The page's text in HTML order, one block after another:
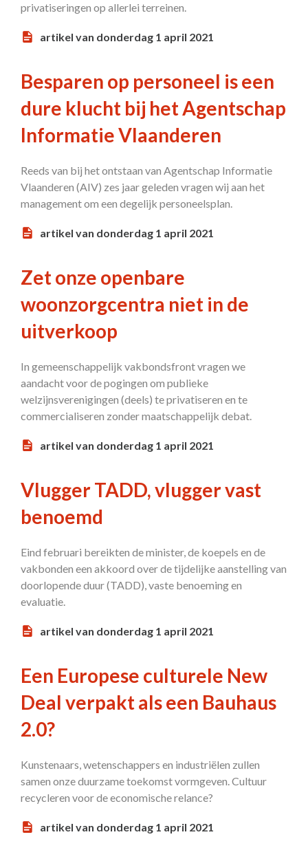
privatiseringen op allerlei terreinen.
artikel van donderdag 1 april 2021
Besparen op personeel is een
dure klucht bij het Agentschap
Informatie Vlaanderen
Reeds van bij het ontstaan van Agentschap Informatie
Vlaanderen (AIV) zes jaar geleden vragen wij aan het
management om een degelijk personeelsplan.
artikel van donderdag 1 april 2021
Zet onze openbare
woonzorgcentra niet in de
uitverkoop
In gemeenschappelijk vakbondsfront vragen we
aandacht voor de pogingen om publieke
welzijnsverenigingen (deels) te privatiseren en te
commercialiseren zonder maatschappelijk debat.
artikel van donderdag 1 april 2021
Vlugger TADD, vlugger vast
benoemd
Eind februari bereikten de minister, de koepels en de
vakbonden een akkoord over de tijdelijke aanstelling van
doorlopende duur (TADD), vaste benoeming en
evaluatie.
artikel van donderdag 1 april 2021
Een Europese culturele New
Deal verpakt als een Bauhaus
2.0?
Kunstenaars, wetenschappers en industriëlen zullen
samen onze duurzame toekomst vormgeven. Cultuur
recycleren voor de economische relance?
artikel van donderdag 1 april 2021